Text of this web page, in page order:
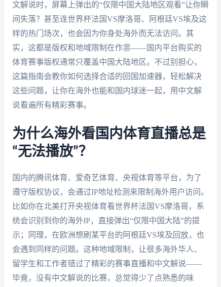
文解说时，屏幕上弹出的“仅限中国大陆地区观看”让你瞬
间失落？甚至连世界杯法国VS摩洛哥、阿根廷VS埃及这
样的热门场次，也会因为你身处海外而无法访问。其
实，这都是版权和地域限制在作祟——国内平台购买的
体育赛事版权通常只覆盖中国大陆地区。不过别担心，
这篇指南会教你如何选择合适的回国加速器，轻松解决
这些问题，让你在海外也能和国内球迷一起，用中文解
说看遍所有精彩赛事。
为什么海外看国内体育直播总是
“无法播放”？
国内的腾讯体育、爱奇艺体育、央视体育等平台，为了
遵守版权协议，会通过IP地址检测来限制海外用户访问。
比如你在北美打开央视体育看世界杯法国VS摩洛哥，系
统会识别到你的海外IP，直接弹出“仅限中国大陆”的提
示；同理，在欧洲想刷某平台的阿根廷VS埃及回放，也
会遇到同样的问题。这种地域限制，让很多海外华人、
留学生和工作者错过了精彩的赛事直播和中文解说——
毕竟，没有中文解说的比赛，总觉得少了点熟悉的味